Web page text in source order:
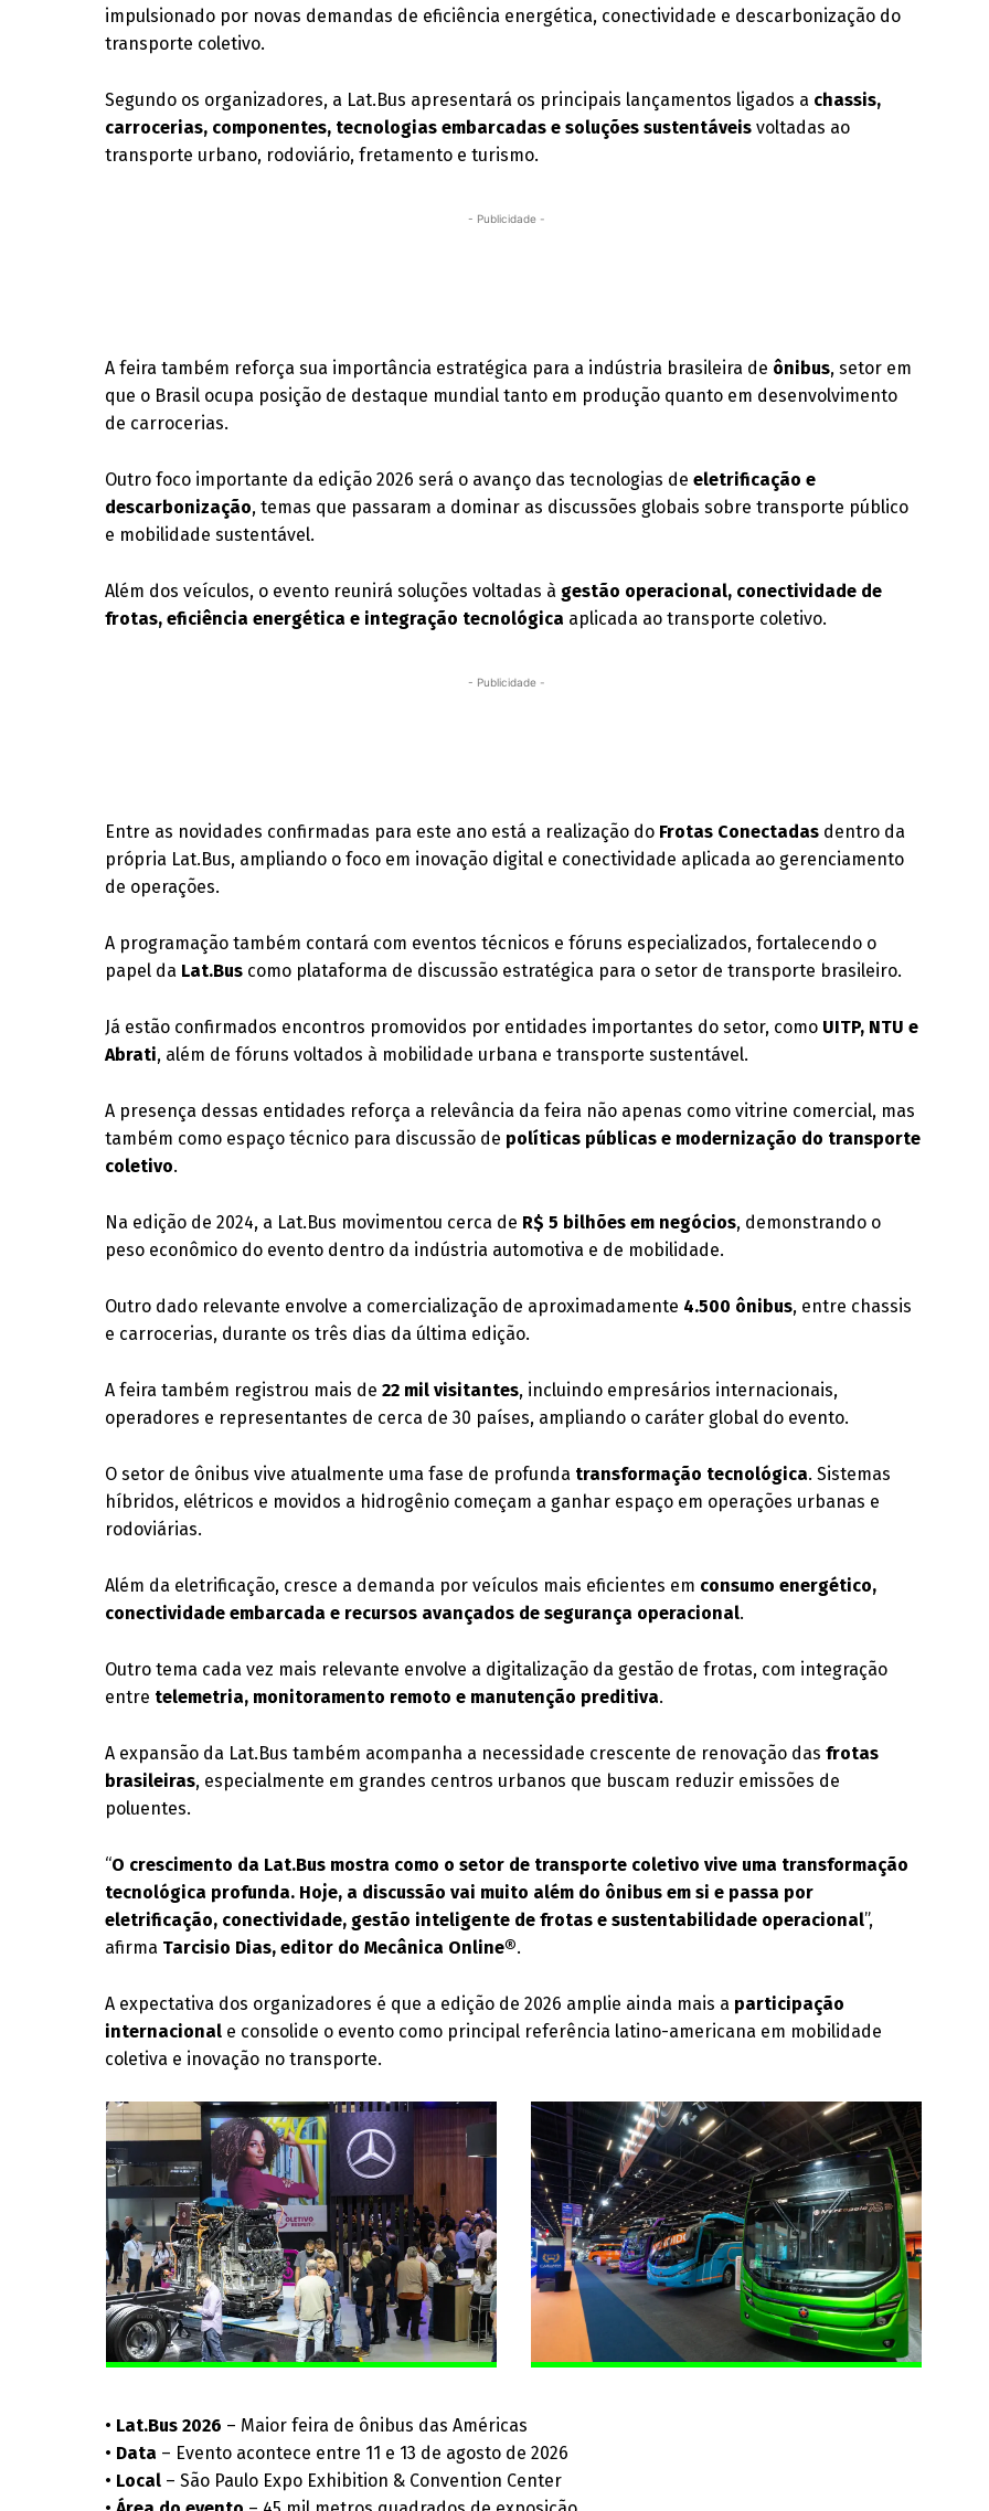
impulsionado por novas demandas de eficiência energética, conectividade e descarbonização do
transporte coletivo.
Segundo os organizadores, a Lat.Bus apresentará os principais lançamentos ligados a chassis,
carrocerias, componentes, tecnologias embarcadas e soluções sustentáveis voltadas ao
transporte urbano, rodoviário, fretamento e turismo.
- Publicidade -
A feira também reforça sua importância estratégica para a indústria brasileira de ônibus, setor em
que o Brasil ocupa posição de destaque mundial tanto em produção quanto em desenvolvimento
de carrocerias.
Outro foco importante da edição 2026 será o avanço das tecnologias deeletrificação e
descarbonização, temas que passaram a dominar as discussões globais sobre transporte público
e mobilidade sustentável.
Além dos veículos, o evento reunirá soluções voltadas à gestão operacional, conectividade de
frotas, eficiência energética e integração tecnológica aplicada ao transporte coletivo.
- Publicidade -
Entre as novidades confirmadas para este ano está a realização do Frotas Conectadas dentro da
própria Lat.Bus, ampliando o foco em inovação digital e conectividade aplicada ao gerenciamento
de operações.
A programação também contará com eventos técnicos e fóruns especializados, fortalecendo o
papel da Lat.Bus como plataforma de discussão estratégica para o setor de transporte brasileiro.
Já estão confirmados encontros promovidos por entidades importantes do setor, como UITP, NTU e
Abrati, além de fóruns voltados à mobilidade urbana e transporte sustentável.
A presença dessas entidades reforça a relevância da feira não apenas como vitrine comercial, mas
também como espaço técnico para discussão de políticas públicas e modernização do transporte
coletivo.
Na edição de 2024, a Lat.Bus movimentou cerca de R$ 5 bilhões em negócios, demonstrando o
peso econômico do evento dentro da indústria automotiva e de mobilidade.
Outro dado relevante envolve a comercialização de aproximadamente 4.500 ônibus, entre chassis
e carrocerias, durante os três dias da última edição.
A feira também registrou mais de22 mil visitantes, incluindo empresários internacionais,
operadores e representantes de cerca de 30 países, ampliando o caráter global do evento.
O setor de ônibus vive atualmente uma fase de profunda transformação tecnológica. Sistemas
híbridos, elétricos e movidos a hidrogênio começam a ganhar espaço em operações urbanas e
rodoviárias.
Além da eletrificação, cresce a demanda por veículos mais eficientes em consumo energético,
conectividade embarcada e recursos avançados de segurança operacional.
Outro tema cada vez mais relevante envolve a digitalização da gestão de frotas, com integração
entre telemetria, monitoramento remoto e manutenção preditiva.
A expansão da Lat.Bus também acompanha a necessidade crescente de renovação dasfrotas
brasileiras, especialmente em grandes centros urbanos que buscam reduzir emissões de
poluentes.
“O crescimento da Lat.Bus mostra como o setor de transporte coletivo vive uma transformação
tecnológica profunda. Hoje, a discussão vai muito além do ônibus em si e passa por
eletrificação, conectividade, gestão inteligente de frotas e sustentabilidade operacional”,
afirma Tarcisio Dias, editor do Mecânica Online®.
A expectativa dos organizadores é que a edição de 2026 amplie ainda mais a participação
internacional e consolide o evento como principal referência latino-americana em mobilidade
coletiva e inovação no transporte.
• Lat.Bus 2026 – Maior feira de ônibus das Américas
• Data – Evento acontece entre 11 e 13 de agosto de 2026
• Local – São Paulo Expo Exhibition & Convention Center